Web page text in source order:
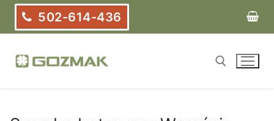
Przejdź
treści
502-614-436